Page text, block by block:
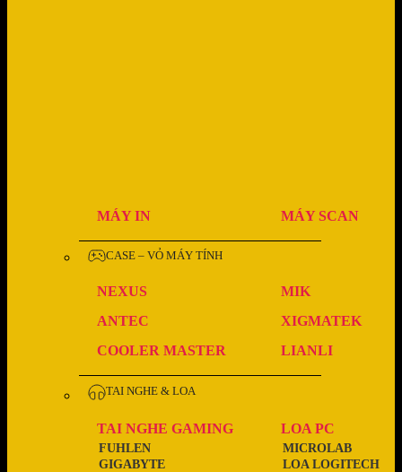
MÁY IN MÁY SCAN
CASE – VỎ MÁY TÍNH
NEXUS
MIK
ANTEC
XIGMATEK
COOLER MASTER
LIANLI
TAI NGHE & LOA
TAI NGHE GAMING
GIGABYTE
FUHLEN
LOA PC
LOA LOGITECH
MICROLAB